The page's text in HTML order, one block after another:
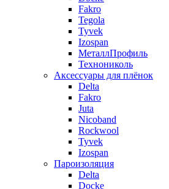
Fakro
Tegola
Tyvek
Izospan
МеталлПрофиль
Технониколь
Аксессуары для плёнок
Delta
Fakro
Juta
Nicoband
Rockwool
Tyvek
Izospan
Пароизоляция
Delta
Docke